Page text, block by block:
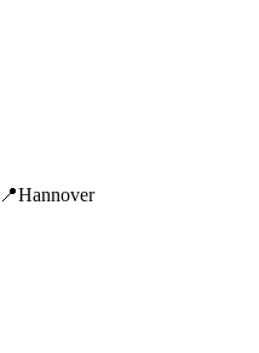
📍Hannover